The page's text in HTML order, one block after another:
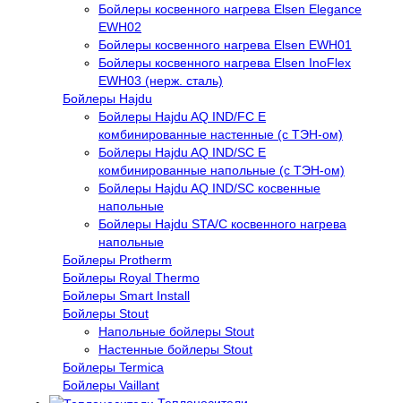
Бойлеры косвенного нагрева Elsen Elegance
EWH02
Бойлеры косвенного нагрева Elsen EWH01
Бойлеры косвенного нагрева Elsen InoFlex
EWH03 (нерж. сталь)
Бойлеры Hajdu
Бойлеры Hajdu AQ IND/FC E
комбинированные настенные (с ТЭН-ом)
Бойлеры Hajdu AQ IND/SC E
комбинированные напольные (с ТЭН-ом)
Бойлеры Hajdu AQ IND/SC косвенные
напольные
Бойлеры Hajdu STA/C косвенного нагрева
напольные
Бойлеры Protherm
Бойлеры Royal Thermo
Бойлеры Smart Install
Бойлеры Stout
Напольные бойлеры Stout
Настенные бойлеры Stout
Бойлеры Termica
Бойлеры Vaillant